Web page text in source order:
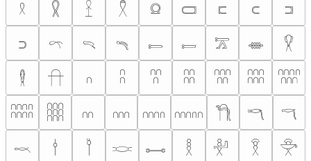
𓍲
𓍳 𓍴 𓍵 𓍶 𓍷 𓍸 𓍹
𓍺
𓍻
𓍼 𓍽 𓍾 𓍿 𓎀 𓎁 𓎂
𓎃
𓎄
𓎅 𓎆 𓎇 𓎈 𓎉 𓎊 𓎋
𓎌
𓎍
𓎎 𓎏 𓎐 𓎑 𓎒 𓎓 𓎔
𓎕
𓎖
𓎗 𓎘 𓎙 𓎚 𓎛 𓎜 𓎝
𓎞